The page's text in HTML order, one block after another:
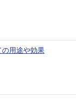
用途や効果